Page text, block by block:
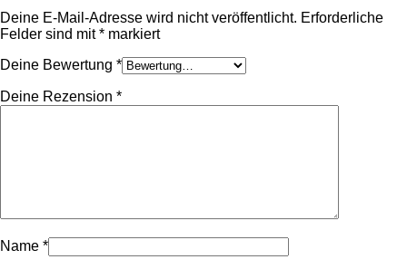
Deine E-Mail-Adresse wird nicht veröffentlicht. Erforderliche
Felder sind mit* markiert
Deine Bewertung *
Deine Rezension *
Name *